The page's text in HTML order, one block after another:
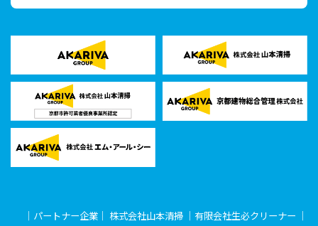
｜パートナー企業｜ 株式会社山本清掃 ｜ 有限会社生必クリーナー ｜